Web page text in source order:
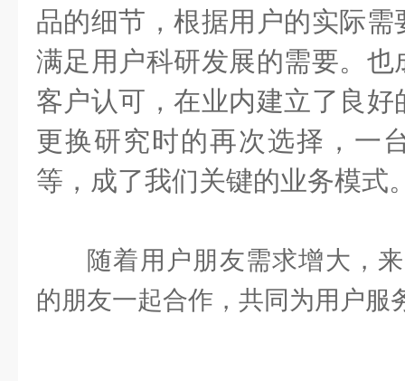
品的细节，根据用户的实际
满足用户科研发展的需要。
客户认可，在业内建立了良
更换研究时的再次选择，一
等，成了我们关键的业务模式
随着用户朋友需求增大，
的朋友一起合作，共同为用户服